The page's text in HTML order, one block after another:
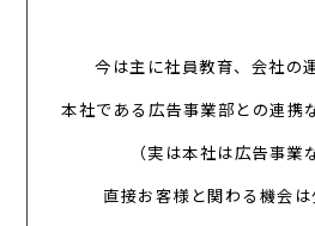
今は主に社員教育、会社の
本社である広告事業部との連携
（実は本社は広告事業
直接お客様と関わる機会は